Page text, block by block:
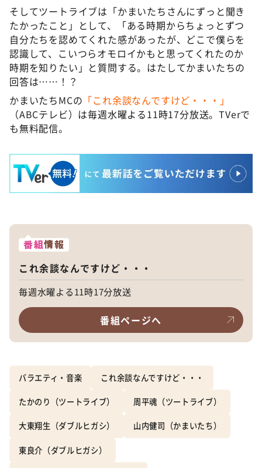
そしてツートライブは「かまいたちさんにずっと聞き
たかったこと」として、「ある時期からちょっとずつ
自分たちを認めてくれた感があったが、どこで僕らを
認識して、こいつらオモロイかもと思ってくれたのか
時期を知りたい」と質問する。はたしてかまいたちの
回答は……！？
かまいたちMCの 「これ余談なんですけど・・・」
（ABCテレビ）は毎週水曜よる11時17分放送。TVerで
も無料配信。
番組情報
これ余談なんですけど・・・
毎週水曜よる11時17分放送
番組ページへ
バラエティ・音楽 これ余談なんですけど・・・
たかのり（ツートライブ） 周平魂（ツートライブ）
大東翔生（ダブルヒガシ） 山内健司（かまいたち）
東良介（ダブルヒガシ）